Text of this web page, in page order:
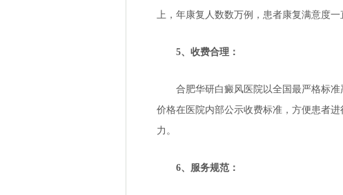
上，年康复人数数万例，患者康复满意度
5、收费合理：
合肥华研白癜风医院以全国最严格标准
价格在医院内部公示收费标准，方便患者
力。
6、服务规范：